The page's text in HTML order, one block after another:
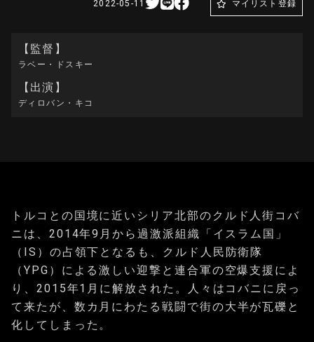
2022-05-11 マイリスト登録
【監督】
ラベー・ドスキー
【出演】
ディロバン・キコ
トルコとの国境に近いシリア北部のクルド人街コバ
ニは、2014年9月から過激派組織「イスラム国」
（IS）の占領下となるも、クルド人民防衛隊
（YPG）による激しい迎撃と連合軍の空爆支援によ
り、2015年1月に解放された。人々はコバニに戻っ
て来たが、数カ月にわたる戦闘で街の大半が瓦礫と
化してしまった。